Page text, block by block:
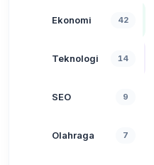
Ekonomi 42
Teknologi 14
SEO 9
Olahraga 7